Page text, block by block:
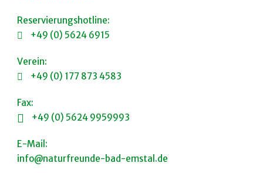
Reservierungshotline:
+49 (0) 5624 6915
Verein:
+49 (0) 177 873 4583
Fax:
+49 (0) 5624 9959993
E-Mail:
info@naturfreunde-bad-emstal.de